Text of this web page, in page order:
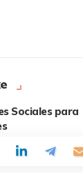
Sociales para
rentables que